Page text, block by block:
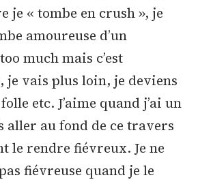
je « tombe en crush », je
amoureuse d’un
much mais c’est
je vais plus loin, je deviens
etc. J’aime quand j’ai un
aller au fond de ce travers
le rendre fiévreux. Je ne
fiévreuse quand je le